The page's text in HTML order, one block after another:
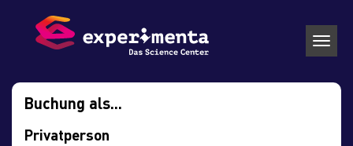
Buchung als...
Privatperson